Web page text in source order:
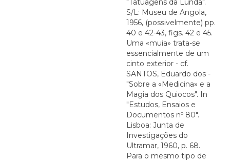
"Tatuagens da Lunda".
S/L: Museu de Angola,
1956, (possivelmente) pp.
40 e 42-43, figs. 42 e 45.
Uma «muia» trata-se
essencialmente de um
cinto exterior - cf.
SANTOS, Eduardo dos -
"Sobre a «Medicina» e a
Magia dos Quiocos". In
"Estudos, Ensaios e
Documentos nº 80".
Lisboa: Junta de
Investigações do
Ultramar, 1960, p. 68.
Para o mesmo tipo de